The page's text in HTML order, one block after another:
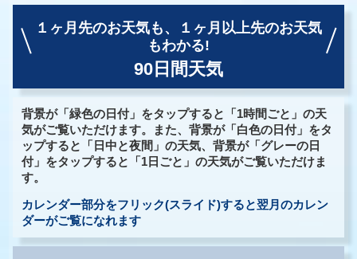
１ヶ月先のお天気も、
１ヶ月以上先のお天気
もわかる!
90日間天気
背景が「緑色の日付」をタップすると「1時間ごと」の天
気がご覧いただけます。また、背景が「白色の日付」をタ
ップすると「日中と夜間」の天気、背景が「グレーの日
付」をタップすると「1日ごと」の天気がご覧いただけま
す。
カレンダー部分をフリック(スライド)すると翌月のカレン
ダーがご覧になれます